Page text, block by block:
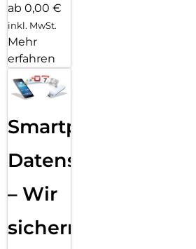
ab 0,00 €
inkl. MwSt.
Mehr
erfahren
Smartphone
Datensicherung
– Wir
sichern